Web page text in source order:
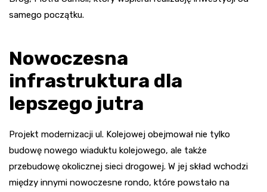
samego początku.
Nowoczesna
infrastruktura dla
lepszego jutra
Projekt modernizacji ul. Kolejowej obejmował nie tylko
budowę nowego wiaduktu kolejowego, ale także
przebudowę okolicznej sieci drogowej. W jej skład wchodzi
między innymi nowoczesne rondo, które powstało na